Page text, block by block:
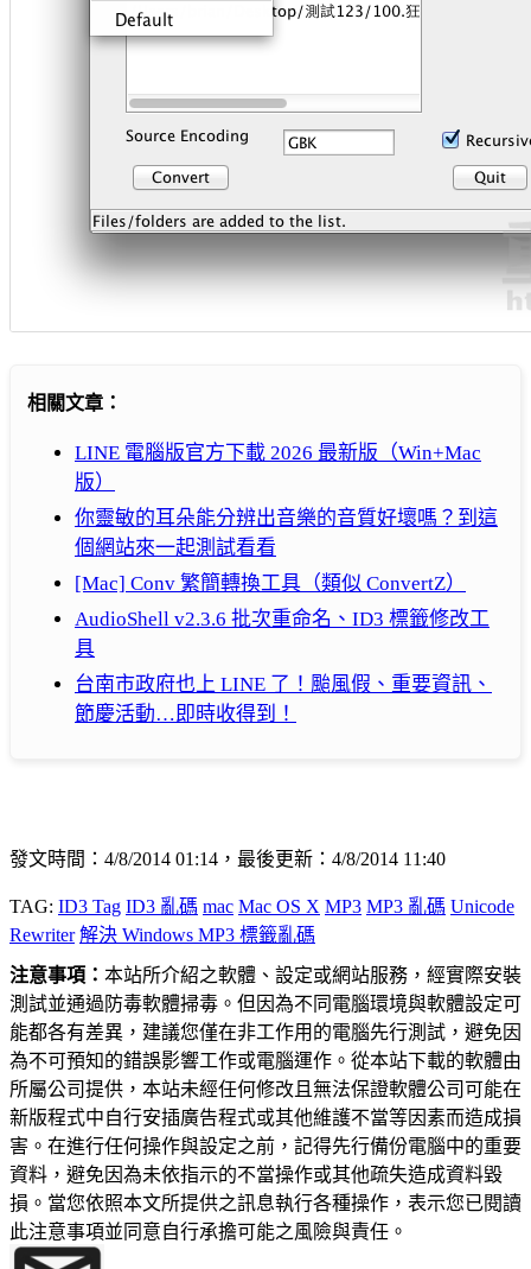
相關文章：
LINE 電腦版官方下載 2026 最新版（Win+Mac
版）
你靈敏的耳朵能分辨出音樂的音質好壞嗎？到這
個網站來一起測試看看
[Mac] Conv 繁簡轉換工具（類似 ConvertZ）
AudioShell v2.3.6 批次重命名、ID3 標籤修改工
具
台南市政府也上 LINE 了！颱風假、重要資訊、
節慶活動…即時收得到！
發文時間：4/8/2014 01:14，最後更新：4/8/2014 11:40
TAG: ID3 Tag ID3 亂碼 mac Mac OS X MP3 MP3 亂碼 Unicode
Rewriter 解決 Windows MP3 標籤亂碼
注意事項： 本站所介紹之軟體、設定或網站服務，經實際安裝
測試並通過防毒軟體掃毒。但因為不同電腦環境與軟體設定可
能都各有差異，建議您僅在非工作用的電腦先行測試，避免因
為不可預知的錯誤影響工作或電腦運作。從本站下載的軟體由
所屬公司提供，本站未經任何修改且無法保證軟體公司可能在
新版程式中自行安插廣告程式或其他維護不當等因素而造成損
害。在進行任何操作與設定之前，記得先行備份電腦中的重要
資料，避免因為未依指示的不當操作或其他疏失造成資料毀
損。當您依照本文所提供之訊息執行各種操作，表示您已閱讀
此注意事項並同意自行承擔可能之風險與責任。